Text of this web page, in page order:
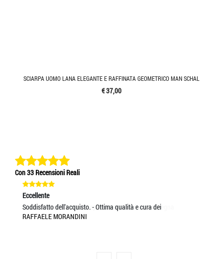
SCIARPA UOMO LANA ELEGANTE E RAFFINATA GEOMETRICO MAN SCHAL
€ 37,00
Con 33 Recensioni Reali
Eccellente
Soddisfatto dell'acquisto. - Ottima qualità e cura dei
RAFFAELE MORANDINI